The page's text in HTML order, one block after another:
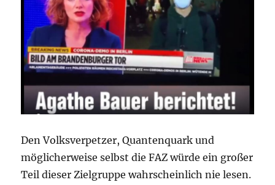
Den Volksverpetzer, Quantenquark und
möglicherweise selbst die FAZ würde ein großer
Teil dieser Zielgruppe wahrscheinlich nie lesen.